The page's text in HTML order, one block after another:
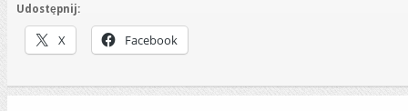
Udostępnij:
X Facebook